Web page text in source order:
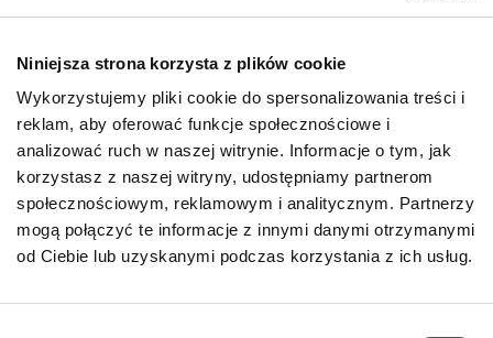
Niniejsza strona korzysta z plików cookie
Wykorzystujemy pliki cookie do spersonalizowania treści i
reklam, aby oferować funkcje społecznościowe i
analizować ruch w naszej witrynie. Informacje o tym, jak
korzystasz z naszej witryny, udostępniamy partnerom
społecznościowym, reklamowym i analitycznym. Partnerzy
mogą połączyć te informacje z innymi danymi otrzymanymi
od Ciebie lub uzyskanymi podczas korzystania z ich usług.
Wynajem
Kontakt
Oferty pracy
Polityka prywatności
GODZINY OTWARCIA